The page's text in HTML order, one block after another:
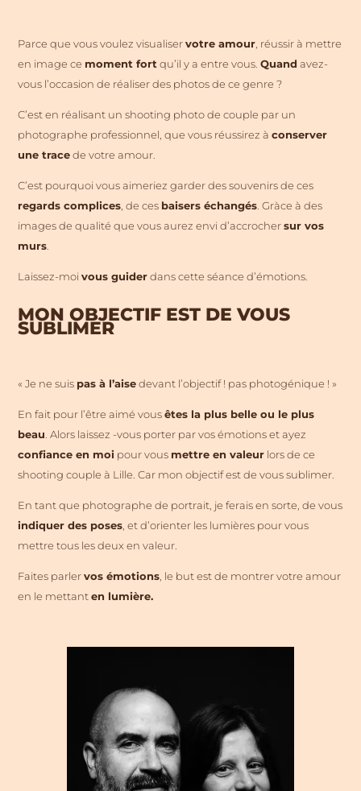
Parce que vous voulez visualiservotre amour , réussir à mettre
en image ce moment fort qu’il y a entre vous.Quand avez-
vous l’occasion de réaliser des photos de ce genre ?
C’est en réalisant un shooting photo de couple par un
photographe professionnel, que vous réussirez àconserver
une tracede votre amour.
C’est pourquoi vous aimeriez garder des souvenirs de ces
regards complices , de ces baisers échangés . Gràce à des
images de qualité que vous aurez envi d’accrochersur vos
murs
Laissez-moivous guiderdans cette séance d’émotions.
MON OBJECTIF EST DE VOUS
SUBLIMER
« Je ne suis pas à l’aisedevant l’objectif ! pas photogénique ! »
En fait pour l’être aimé vousêtes la plus belle ou le plus
beau . Alors laissez -vous porter par vos émotions et ayez
confiance en moi pour vous mettre en valeur lors de ce
shooting couple à Lille. Car mon objectif est de vous sublimer.
En tant que photographe de portrait, je ferais en sorte, de vous
indiquer des poses , et d’orienter les lumières pour vous
mettre tous les deux en valeur.
Faites parlervos émotions , le but est de montrer votre amour
en le mettanten lumière.